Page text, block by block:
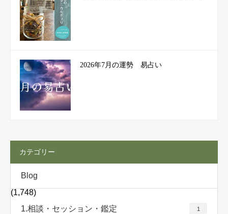
2026年7月の運勢 易占い
カテゴリー
Blog
(1,748)
1.相談・セッション・鑑定
1